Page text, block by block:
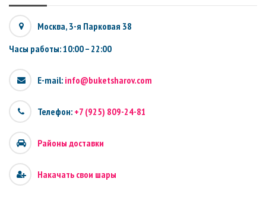
Москва, 3-я Парковая 38
Часы работы: 10:00 – 22:00
E-mail: info@buketsharov.com
Телефон: +7 (925) 809-24-81
Районы доставки
Накачать свои шары